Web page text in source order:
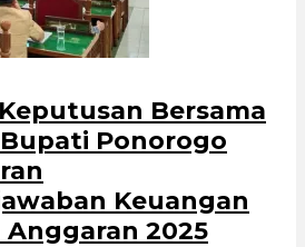
Bersama
Ponorogo
Keuangan
Anggaran 2025